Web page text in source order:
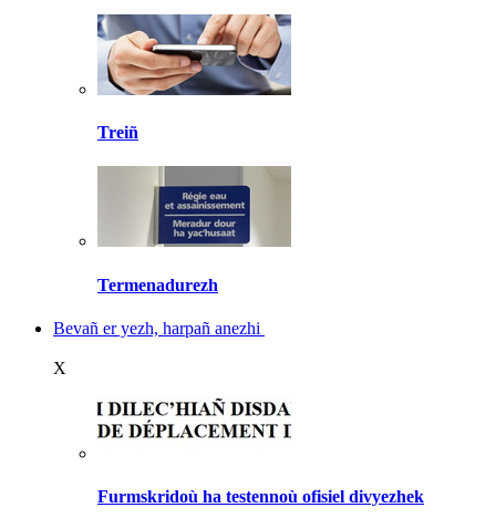
Treiñ
Termenadurezh
Bevañ er yezh, harpañ anezhi
X
Furmskridoù ha testennoù ofisiel divyezhek